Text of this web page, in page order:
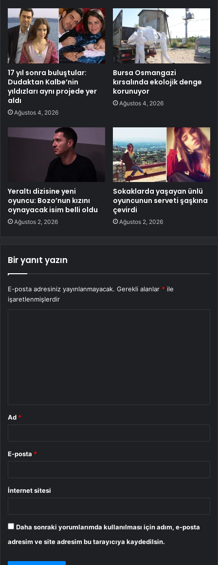
17 yıl sonra buluştular:
Dudaktan Kalbe’nin
yıldızları aynı projede yer
aldı
Ağustos 4, 2026
Bursa Osmangazi
kırsalında ekolojik denge
korunuyor
Ağustos 4, 2026
Yeraltı dizisine yeni
oyuncu: Bozo’nun kızını
oynayacak isim belli oldu
Ağustos 2, 2026
Sokaklarda yaşayan ünlü
oyuncunun serveti şaşkına
çevirdi
Ağustos 2, 2026
Bir yanıt yazın
E-posta adresiniz yayınlanmayacak. Gerekli alanlar * ile
işaretlenmişlerdir
Ad *
E-posta *
İnternet sitesi
Daha sonraki yorumlarımda kullanılması için adım, e-posta
adresim ve site adresim bu tarayıcıya kaydedilsin.